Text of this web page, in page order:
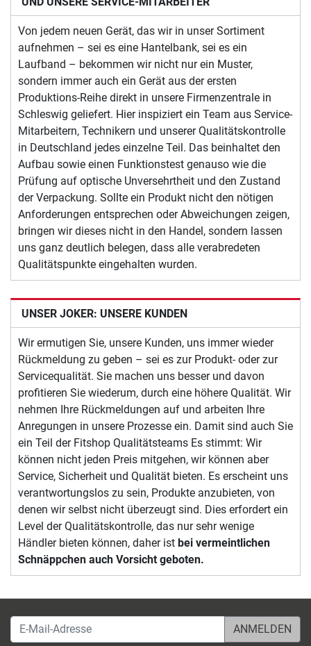
Von jedem neuen Gerät, das wir in unser Sortiment
aufnehmen – sei es eine Hantelbank, sei es ein
Laufband – bekommen wir nicht nur ein Muster,
sondern immer auch ein Gerät aus der ersten
Produktions-Reihe direkt in unsere Firmenzentrale in
Schleswig geliefert. Hier inspiziert ein Team aus Service-
Mitarbeitern, Technikern und unserer Qualitätskontrolle
in Deutschland jedes einzelne Teil. Das beinhaltet den
Aufbau sowie einen Funktionstest genauso wie die
Prüfung auf optische Unversehrtheit und den Zustand
der Verpackung. Sollte ein Produkt nicht den nötigen
Anforderungen entsprechen oder Abweichungen zeigen,
bringen wir dieses nicht in den Handel, sondern lassen
uns ganz deutlich belegen, dass alle verabredeten
Qualitätspunkte eingehalten wurden.
UNSER JOKER: UNSERE KUNDEN
Wir ermutigen Sie, unsere Kunden, uns immer wieder
Rückmeldung zu geben – sei es zur Produkt- oder zur
Servicequalität. Sie machen uns besser und davon
profitieren Sie wiederum, durch eine höhere Qualität. Wir
nehmen Ihre Rückmeldungen auf und arbeiten Ihre
Anregungen in unsere Prozesse ein. Damit sind auch Sie
ein Teil der Fitshop Qualitätsteams Es stimmt: Wir
können nicht jeden Preis mitgehen, wir können aber
Service, Sicherheit und Qualität bieten. Es erscheint uns
verantwortungslos zu sein, Produkte anzubieten, von
denen wir selbst nicht überzeugt sind. Dies erfordert ein
Level der Qualitätskontrolle, das nur sehr wenige
Händler bieten können, daher ist bei vermeintlichen
Schnäppchen auch Vorsicht geboten.
E-Mail-Adresse